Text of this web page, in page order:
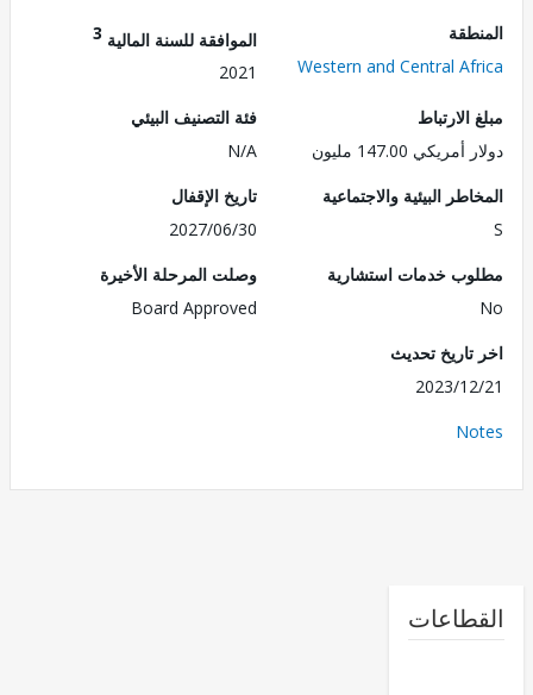
Western and Central
الموافقة للسنة المالية3
2021
147.00 مليون
فئة التصنيف البيئي
N/A
البيئية والاجتماعية
تاريخ الإقفال
2027/06/30
خدمات استشارية
وصلت المرحلة الأخيرة
Board Approved
تحديث
2023/